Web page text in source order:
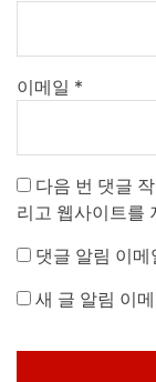
이메일 *
다음 번 댓글
리고 웹사이트를
댓글 알림 이메
새 글 알림 이